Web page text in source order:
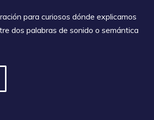
para curiosos dónde explicamos
dos palabras de sonido o semántica